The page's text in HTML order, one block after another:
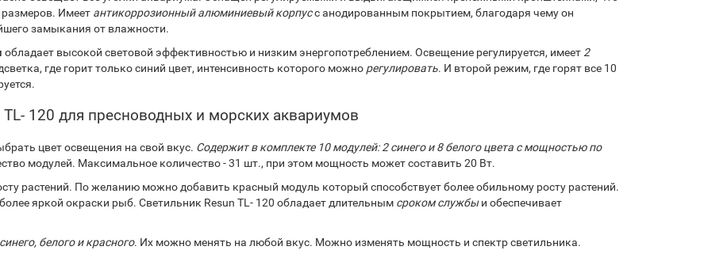
Имеет антикоррозионный алюминиевый корпусс анодированным покрытием, благодаря чему он
замыкания от влажности.
обладает высокой световой эффективностью и низким энергопотреблением. Освещение регулируется, имеет 2
где горит только синий цвет, интенсивность которого можно регулировать. И второй режим, где горят все 10
120 для пресноводных и морских аквариумов
цвет освещения на свой вкус. Содержит в комплекте 10 модулей: 2 синего и 8 белого цвета с мощностью по
модулей. Максимальное количество - 31 шт., при этом мощность может составить 20 Вт.
растений. По желанию можно добавить красный модуль который способствует более обильному росту растений.
яркой окраски рыб. Светильник Resun TL- 120 обладает длительным сроком службыи обеспечивает
синего, белого и красного. Их можно менять на любой вкус. Можно изменять мощность и спектр светильника.